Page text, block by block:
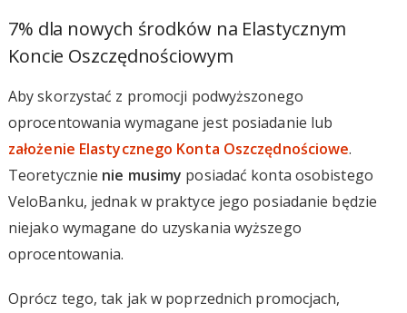
7% dla nowych środków na Elastycznym
Koncie Oszczędnościowym
Aby skorzystać z promocji podwyższonego
oprocentowania wymagane jest posiadanie lub
założenie Elastycznego Konta Oszczędnościowe.
Teoretycznie nie musimy posiadać konta osobistego
VeloBanku, jednak w praktyce jego posiadanie będzie
niejako wymagane do uzyskania wyższego
oprocentowania.
Oprócz tego, tak jak w poprzednich promocjach,